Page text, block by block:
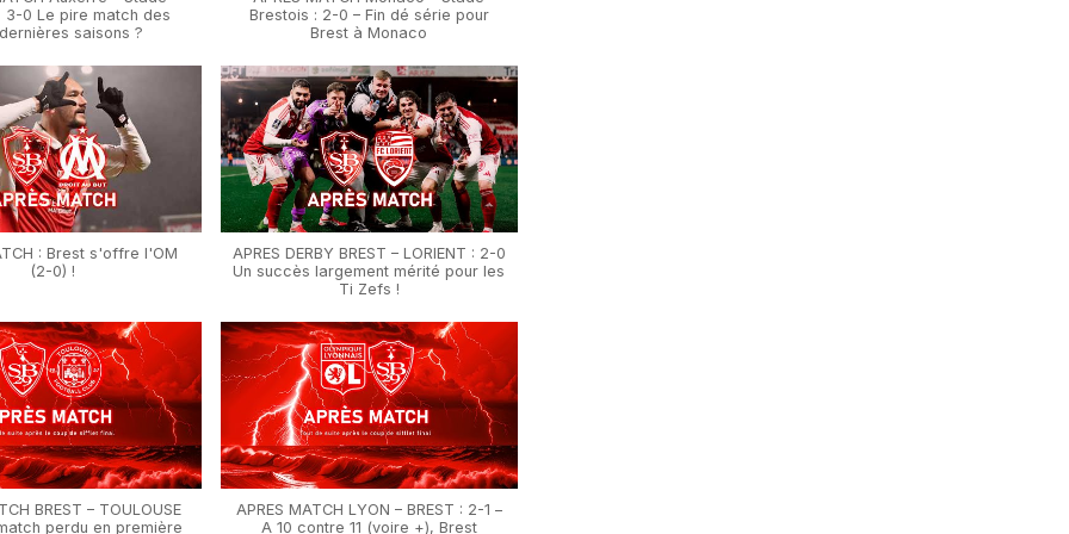
3-0 Le pire match des
saisons ?
Brestois : 2-0 – Fin dé série pour
Brest à Monaco
: Brest s'offre l'OM
(2-0) !
APRES DERBY BREST – LORIENT : 2-0
Un succès largement mérité pour les
Ti Zefs !
BREST – TOULOUSE
perdu en première
APRES MATCH LYON – BREST : 2-1 –
A 10 contre 11 (voire +), Brest